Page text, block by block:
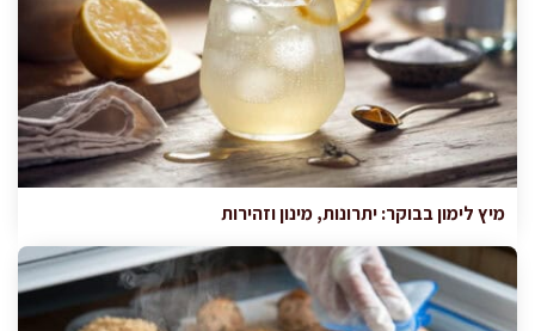
מיץ לימון בבוקר: יתרונות, מינון וזהירות